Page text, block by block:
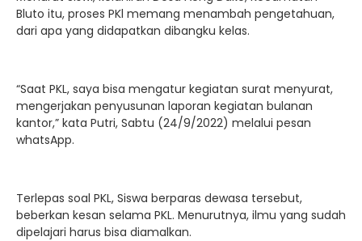
Bluto itu, proses PKl memang menambah pengetahuan,
dari apa yang didapatkan dibangku kelas.
“Saat PKL, saya bisa mengatur kegiatan surat menyurat,
mengerjakan penyusunan laporan kegiatan bulanan
kantor,” kata Putri, Sabtu (24/9/2022) melalui pesan
whatsApp.
Terlepas soal PKL, Siswa berparas dewasa tersebut,
beberkan kesan selama PKL. Menurutnya, ilmu yang sudah
dipelajari harus bisa diamalkan.